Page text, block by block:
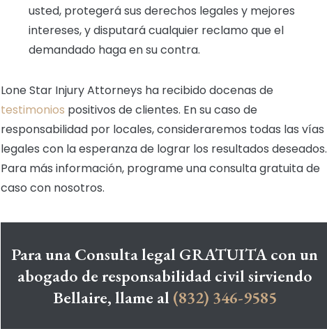
usted, protegerá sus derechos legales y mejores
intereses, y disputará cualquier reclamo que el
demandado haga en su contra.
Lone Star Injury Attorneys ha recibido docenas de
testimonios positivos de clientes. En su caso de
responsabilidad por locales, consideraremos todas las vías
legales con la esperanza de lograr los resultados deseados.
Para más información, programe una consulta gratuita de
caso con nosotros.
Para una Consulta legal GRATUITA con un
abogado de responsabilidad civil sirviendo
Bellaire, llame al(832) 346-9585